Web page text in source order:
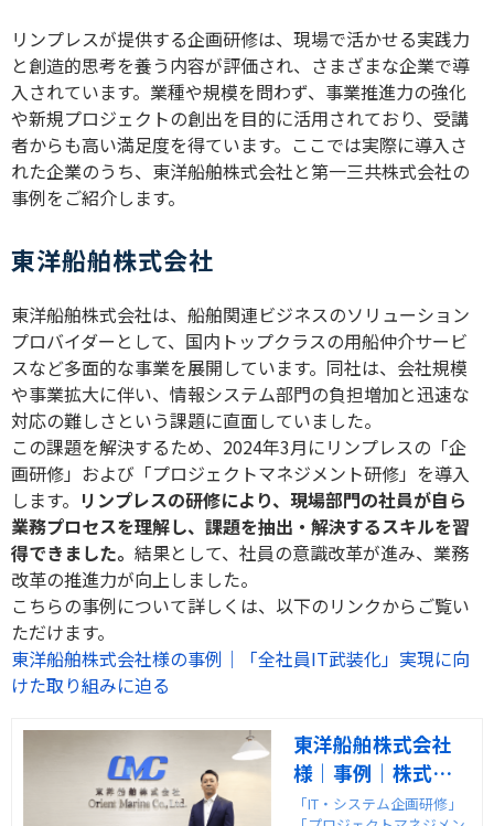
リンプレスが提供する企画研修は、現場で活かせる実践力
と創造的思考を養う内容が評価され、さまざまな企業で導
入されています。業種や規模を問わず、事業推進力の強化
や新規プロジェクトの創出を目的に活用されており、受講
者からも高い満足度を得ています。ここでは実際に導入さ
れた企業のうち、東洋船舶株式会社と第一三共株式会社の
事例をご紹介します。
東洋船舶株式会社
東洋船舶株式会社は、船舶関連ビジネスのソリューション
プロバイダーとして、国内トップクラスの用船仲介サービ
スなど多面的な事業を展開しています。同社は、会社規模
や事業拡大に伴い、情報システム部門の負担増加と迅速な
対応の難しさという課題に直面していました。
この課題を解決するため、2024年3月にリンプレスの「企
画研修」および「プロジェクトマネジメント研修」を導入
します。 リンプレスの研修により、現場部門の社員が自ら
業務プロセスを理解し、課題を抽出・解決するスキルを習
得できました。 結果として、社員の意識改革が進み、業務
改革の推進力が向上しました。
こちらの事例について詳しくは、以下のリンクからご覧い
ただけます。
東洋船舶株式会社様の事例｜「全社員IT武装化」実現に向
けた取り組みに迫る
東洋船舶株式会社
様｜事例｜株式会
社リンプレス
「IT・システム企画研修」